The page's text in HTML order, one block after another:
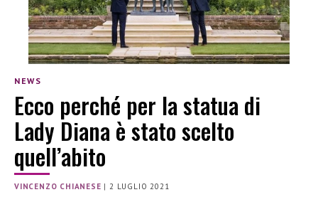
NEWS
Ecco perché per la statua di
Lady Diana è stato scelto
quell’abito
VINCENZO CHIANESE |2 LUGLIO 2021